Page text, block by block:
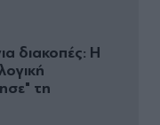
διακοπές: Η
τη